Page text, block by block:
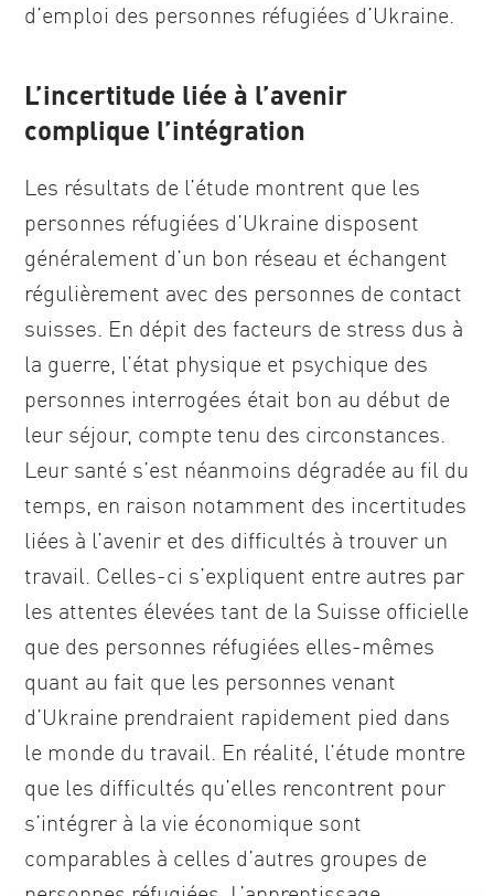
d’emploi des personnes réfugiées d’Ukraine.
L’incertitude liée à l’avenir
complique l’intégration
Les résultats de l’étude montrent que les
personnes réfugiées d’Ukraine disposent
généralement d’un bon réseau et échangent
régulièrement avec des personnes de contact
suisses. En dépit des facteurs de stress dus à
la guerre, l’état physique et psychique des
personnes interrogées était bon au début de
leur séjour, compte tenu des circonstances.
Leur santé s’est néanmoins dégradée au fil du
temps, en raison notamment des incertitudes
liées à l’avenir et des difficultés à trouver un
travail. Celles-ci s’expliquent entre autres par
les attentes élevées tant de la Suisse officielle
que des personnes réfugiées elles-mêmes
quant au fait que les personnes venant
d’Ukraine prendraient rapidement pied dans
le monde du travail. En réalité, l’étude montre
que les difficultés qu’elles rencontrent pour
s’intégrer à la vie économique sont
comparables à celles d’autres groupes de